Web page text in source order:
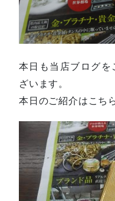
本日も当店ブログ
ざいます。
本日のご紹介はこち